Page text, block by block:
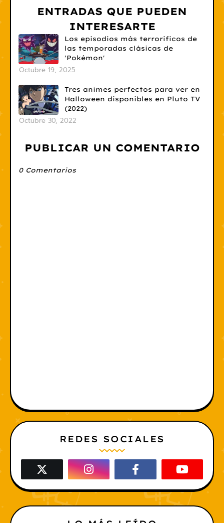
ENTRADAS QUE PUEDEN
INTERESARTE
Los episodios más terroríficos de
las temporadas clásicas de
'Pokémon'
Octubre 19, 2025
Tres animes perfectos para ver en
Halloween disponibles en Pluto TV
(2022)
Octubre 30, 2022
PUBLICAR UN COMENTARIO
0 Comentarios
REDES SOCIALES